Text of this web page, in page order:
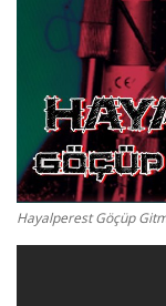
Günaydın
Hayalperest Göçüp